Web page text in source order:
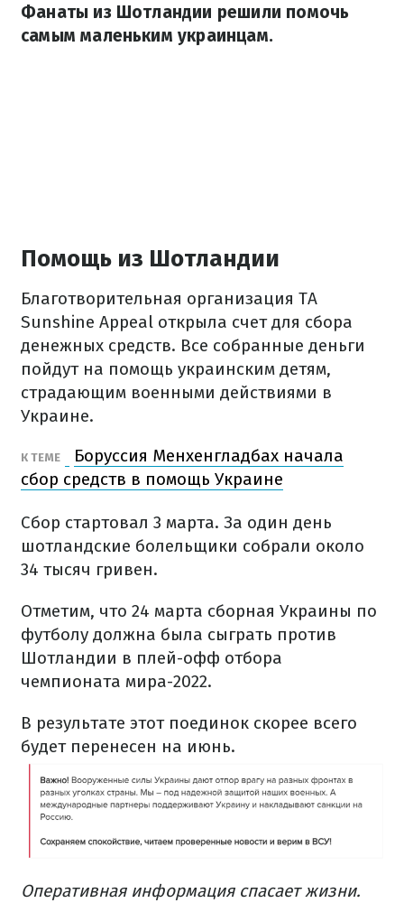
Фанаты из Шотландии решили помочь
самым маленьким украинцам.
Помощь из Шотландии
Благотворительная организация TA
Sunshine Appeal открыла счет для сбора
денежных средств. Все собранные деньги
пойдут на помощь украинским детям,
страдающим военными действиями в
Украине.
К ТЕМЕ
Боруссия Менхенгладбах начала
сбор средств в помощь Украине
Сбор стартовал 3 марта. За один день
шотландские болельщики собрали около
34 тысяч гривен.
Отметим, что 24 марта сборная Украины по
футболу должна была сыграть против
Шотландии в плей-офф отбора
чемпионата мира-2022.
В результате этот поединок скорее всего
будет перенесен на июнь.
Оперативная информация спасает жизни.